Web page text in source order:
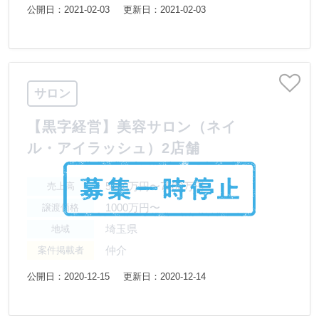
公開日：2021-02-03 更新日：2021-02-03
サロン
【黒字経営】美容サロン（ネイ
ル・アイラッシュ）2店舗
売上高 5000万円〜7500万円
譲渡価格 1000万円〜
地域 埼玉県
案件掲載者 仲介
公開日：2020-12-15 更新日：2020-12-14